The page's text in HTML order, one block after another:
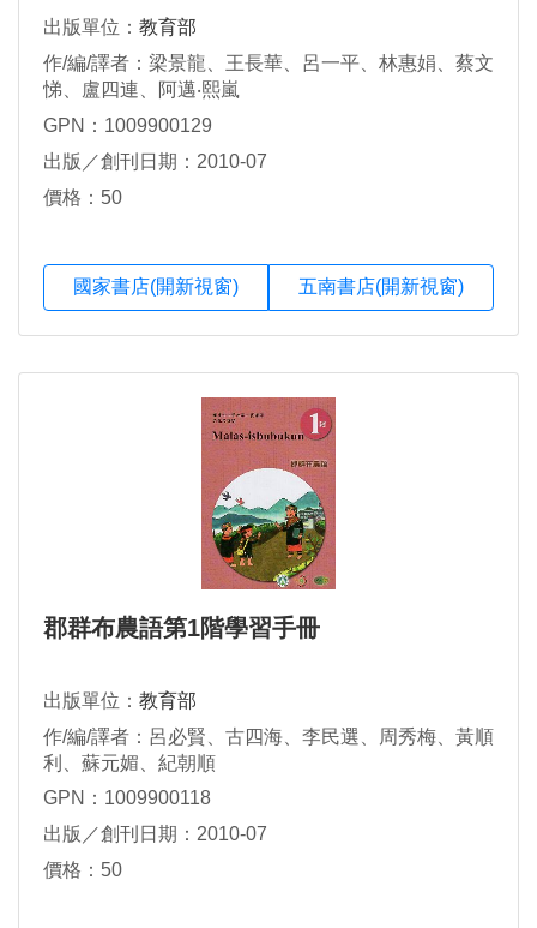
出版單位： 教育部
作/編/譯者：梁景龍、王長華、呂一平、林惠娟、蔡文
悌、盧四連、阿邁‧熙嵐
GPN：1009900129
出版／創刊日期：2010-07
價格：50
國家書店(開新視窗) 五南書店(開新視窗)
郡群布農語第1階學習手冊
出版單位： 教育部
作/編/譯者：呂必賢、古四海、李民選、周秀梅、黃順
利、蘇元媚、紀朝順
GPN：1009900118
出版／創刊日期：2010-07
價格：50